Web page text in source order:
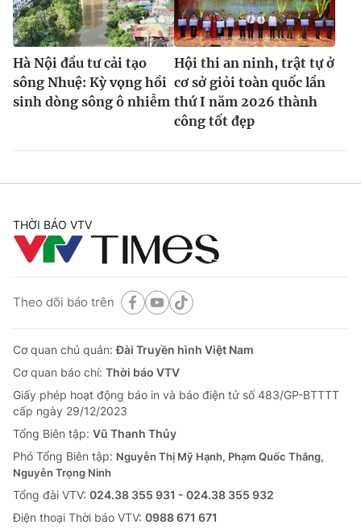
Hà Nội đầu tư cải tạo
sông Nhuệ: Kỳ vọng hồi
sinh dòng sông ô nhiễm
Hội thi an ninh, trật tự ở
cơ sở giỏi toàn quốc lần
thứ I năm 2026 thành
công tốt đẹp
THỜI BÁO VTV
Theo dõi báo trên
Cơ quan chủ quản:Đài Truyền hình Việt Nam
Cơ quan báo chí: Thời báo VTV
Giấy phép hoạt động báo in và báo điện tử số 483/GP-BTTTT
cấp ngày 29/12/2023
Tổng Biên tập: Vũ Thanh Thủy
Phó Tổng Biên tập: Nguyễn Thị Mỹ Hạnh, Phạm Quốc Thắng,
Nguyễn Trọng Ninh
Tổng đài VTV: 024.38 355 931 - 024.38 355 932
Ðiện thoại Thời báo VTV: 0988 671 671